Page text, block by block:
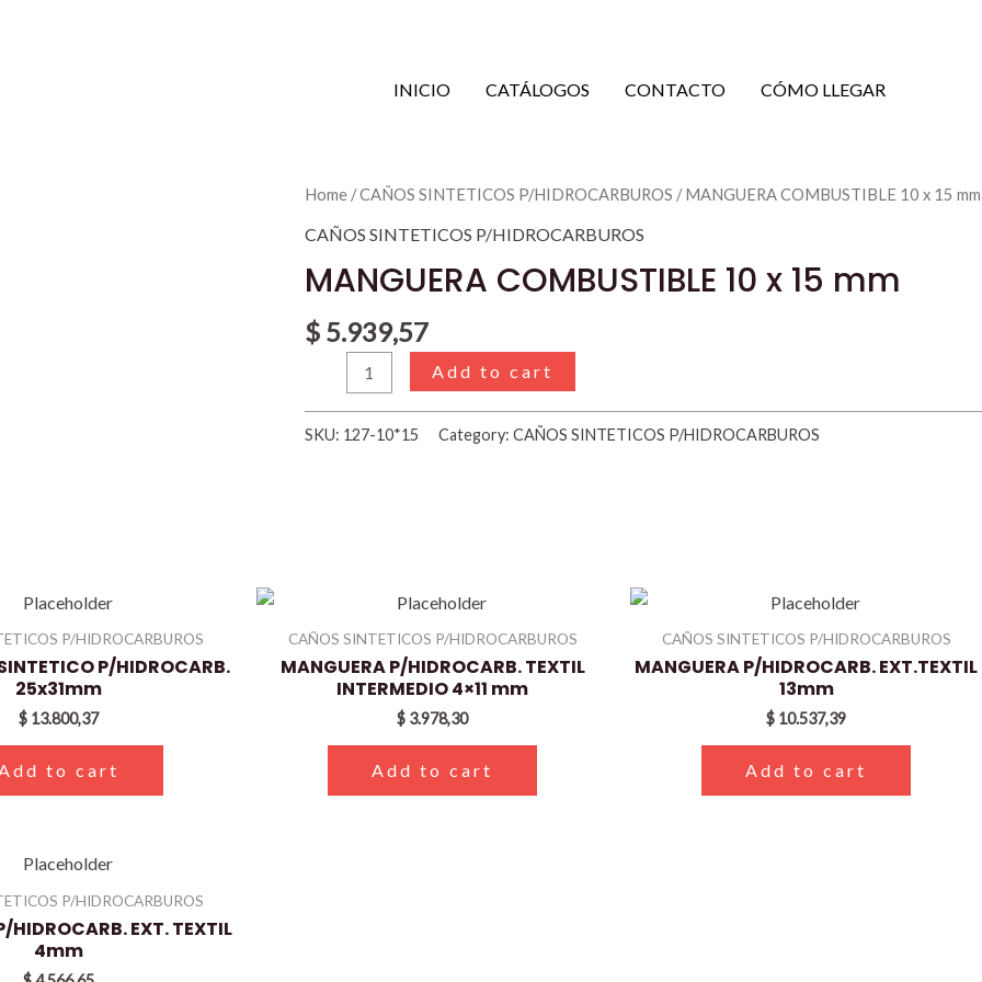
INICIO CATÁLOGOS CONTACTO CÓMO LLEGAR
Home/CAÑOS SINTETICOS P/HIDROCARBUROS / MANGUERA COMBUSTIBLE 10 x 15 mm
CAÑOS SINTETICOS P/HIDROCARBUROS
MANGUERA COMBUSTIBLE 10 x 15 mm
$5.939,57
MANGUERA
COMBUSTIBLE
x
mm
quantity
Add to cart
SKU: 127-10*15 Category: CAÑOS SINTETICOS P/HIDROCARBUROS
P/HIDROCARBUROS
P/HIDROCARB.
25x31mm
$ 13.800,37
to cart
CAÑOS SINTETICOS P/HIDROCARBUROS
MANGUERA P/HIDROCARB. TEXTIL
INTERMEDIO 4×11 mm
$ 3.978,30
Add to cart
CAÑOS SINTETICOS P/HIDROCARBUROS
MANGUERA P/HIDROCARB. EXT.TEXTIL
13mm
$ 10.537,39
Add to cart
P/HIDROCARBUROS
HIDROCARB. EXT. TEXTIL
4mm